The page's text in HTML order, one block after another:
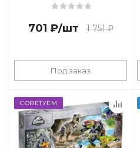
701 ₽/шт 1 751₽
Под заказ
СОВЕТУЕМ